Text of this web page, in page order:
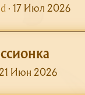
17 Июл 2026
21 Июн 2026